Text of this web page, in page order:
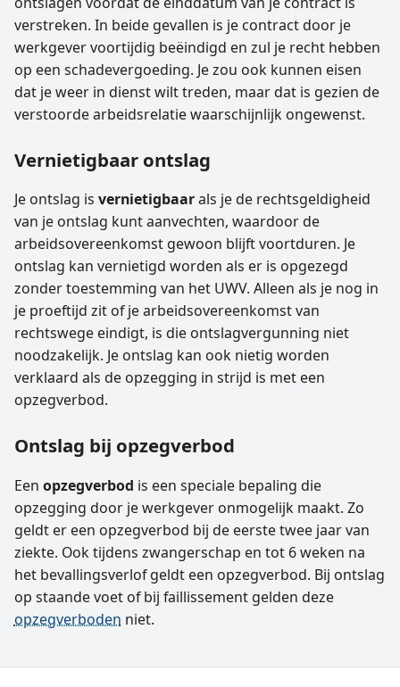
verstreken. In beide gevallen is je contract door je
werkgever voortijdig beëindigd en zul je recht hebben
op een schadevergoeding. Je zou ook kunnen eisen
dat je weer in dienst wilt treden, maar dat is gezien de
verstoorde arbeidsrelatie waarschijnlijk ongewenst.
Vernietigbaar ontslag
Je ontslag is vernietigbaarals je de rechtsgeldigheid
van je ontslag kunt aanvechten, waardoor de
arbeidsovereenkomst gewoon blijft voortduren. Je
ontslag kan vernietigd worden als er is opgezegd
zonder toestemming van het UWV. Alleen als je nog in
je proeftijd zit of je arbeidsovereenkomst van
rechtswege eindigt, is die ontslagvergunning niet
noodzakelijk. Je ontslag kan ook nietig worden
verklaard als de opzegging in strijd is met een
opzegverbod.
Ontslag bij opzegverbod
Een opzegverbod is een speciale bepaling die
opzegging door je werkgever onmogelijk maakt. Zo
geldt er een opzegverbod bij de eerste twee jaar van
ziekte. Ook tijdens zwangerschap en tot 6 weken na
het bevallingsverlof geldt een opzegverbod. Bij ontslag
op staande voet of bij faillissement gelden deze
opzegverboden niet.